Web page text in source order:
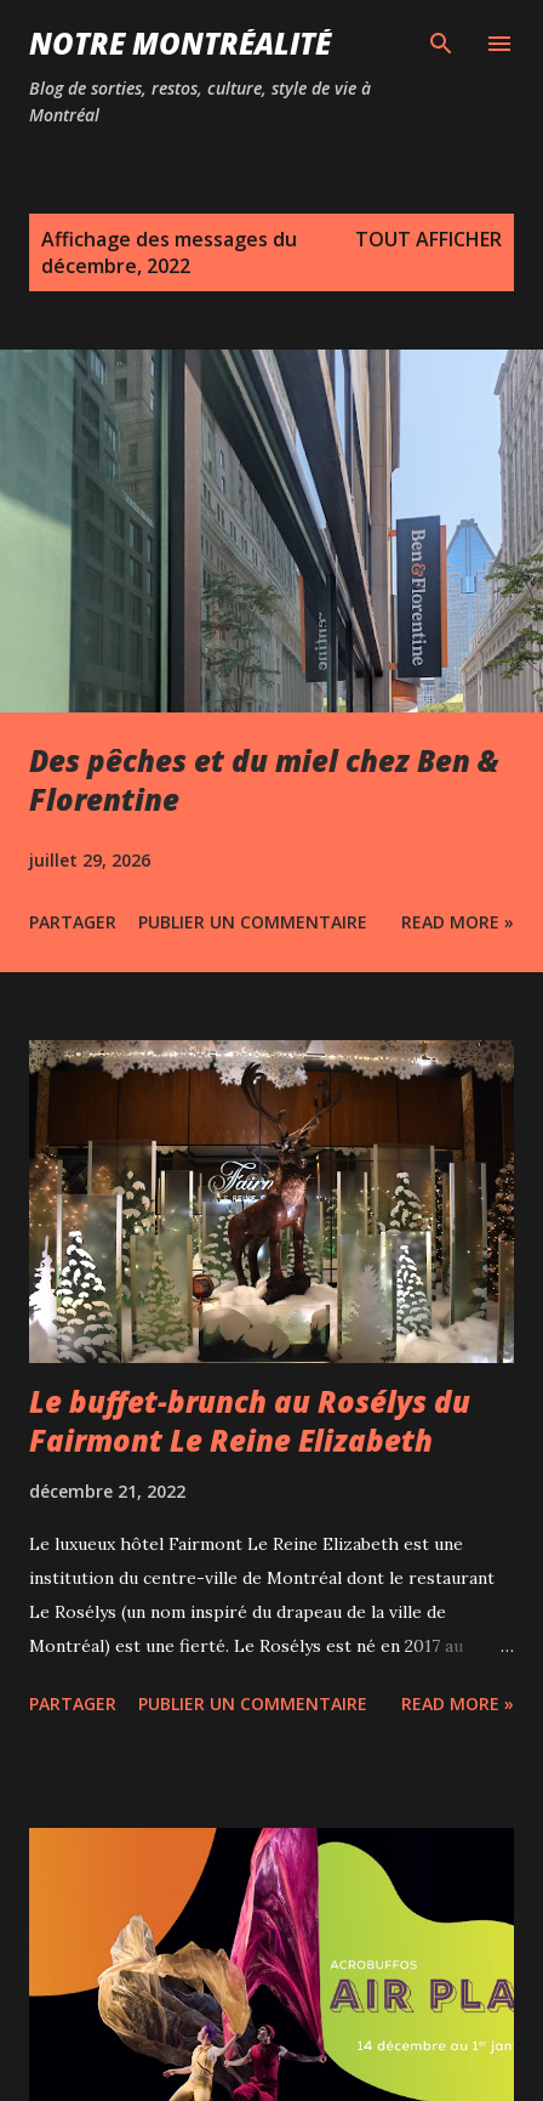
Passer au contenu principal
NOTRE MONTRÉALITÉ
Blog de sorties, restos, culture, style de vie à
Montréal
Affichage des messages du
décembre, 2022
TOUT AFFICHER
Des pêches et du miel chez Ben &
Florentine
juillet 29, 2026
PARTAGER PUBLIER UN COMMENTAIRE READ MORE »
Le buffet-brunch au Rosélys du
Fairmont Le Reine Elizabeth
décembre 21, 2022
Le luxueux hôtel Fairmont Le Reine Elizabeth est une
institution du centre-ville de Montréal dont le restaurant
Le Rosélys (un nom inspiré du drapeau de la ville de
Montréal) est une fierté. Le Rosélys est né en 2017 au
chef Edgar Trudeau-Ferrin a pris la tête de sa cuisine. Le
que nous avons été invités à découvrir et qui saura combler
les gourmands gourmets. 2 services sont proposés, à 11h
ou 13h30, et grands et petits trouvent ici leur bonheur.
Dîtes à vos enfants qu'il y a un bar à bonbons et vous verrez
déjà les étoiles dans leurs yeux! La formule unique
proposée le dimanche est un très beau buffet en plusieurs
stations : - Bar cru avec notamment un excellent tataki de
thon, des sushis, du gravlax de saumon, d'exquises et
PARTAGER PUBLIER UN COMMENTAIRE READ MORE »